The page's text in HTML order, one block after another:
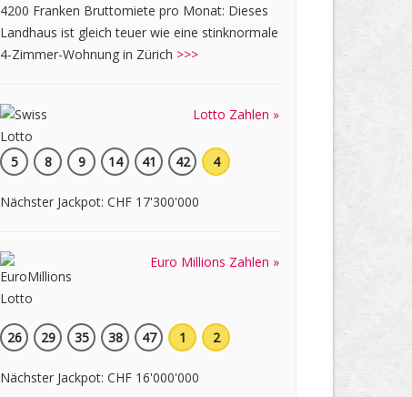
4200 Franken Bruttomiete pro Monat: Dieses
Landhaus ist gleich teuer wie eine stinknormale
4-Zimmer-Wohnung in Zürich >>>
Lotto Zahlen »
5 8 9 14 41 42 4
Nächster Jackpot: CHF 17'300'000
Euro Millions Zahlen »
26 29 35 38 47 1 2
Nächster Jackpot: CHF 16'000'000